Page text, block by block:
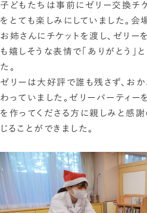
子どもたちは事前にゼリー交換チケ
をとても楽しみにしていました。会
お姉さんにチケットを渡し、ゼリー
も嬉しそうな表情で「ありがとう」
た。
ゼリーは大好評で誰も残さず、お
わっていました。ゼリーパーティー
を作ってくださる方に親しみと感
じることができました。